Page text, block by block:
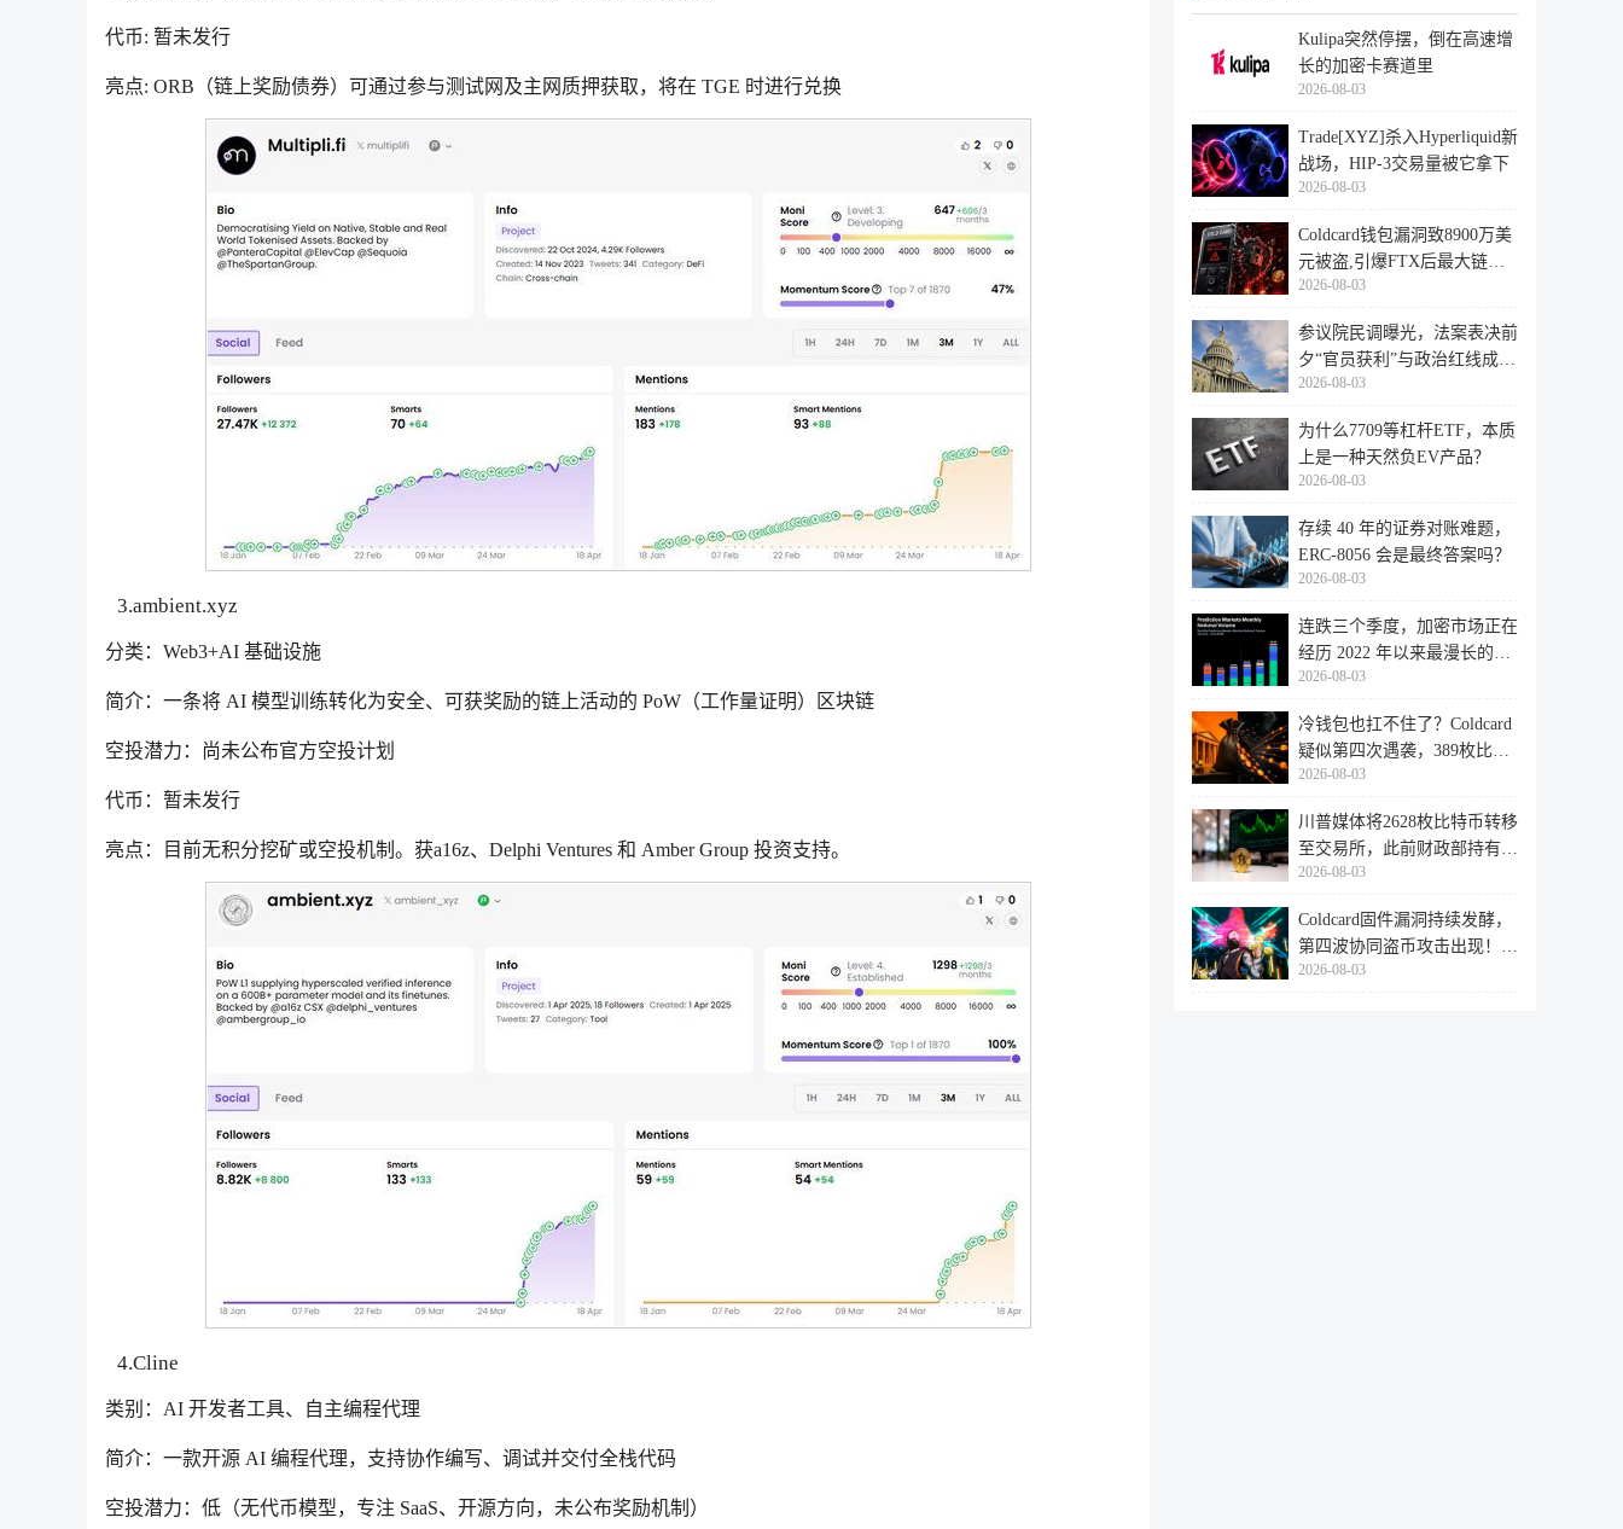
代币: 暂未发行
亮点: ORB（链上奖励债券）可通过参与测试网及主网质押获取，将在 TGE 时进行兑换
3.ambient.xyz
分类：Web3+AI 基础设施
简介：一条将 AI 模型训练转化为安全、可获奖励的链上活动的 PoW（工作量证明）区块链
空投潜力：尚未公布官方空投计划
代币：暂未发行
亮点：目前无积分挖矿或空投机制。获a16z、Delphi Ventures 和 Amber Group 投资支持。
4.Cline
类别：AI 开发者工具、自主编程代理
简介：一款开源 AI 编程代理，支持协作编写、调试并交付全栈代码
空投潜力：低（无代币模型，专注 SaaS、开源方向，未公布奖励机制）
Kulipa突然停摆，倒在高速增
长的加密卡赛道里
2026-08-03
Trade[XYZ]杀入Hyperliquid新
战场，HIP-3交易量被它拿下
2026-08-03
Coldcard钱包漏洞致8900万美
元被盗,引爆FTX后最大链上
迁移潮
2026-08-03
参议院民调曝光，法案表决前
夕“官员获利”与政治红线成最
大
2026-08-03
为什么7709等杠杆ETF，本质
上是一种天然负EV产品？
2026-08-03
存续 40 年的证券对账难题，
ERC-8056 会是最终答案吗？
2026-08-03
连跌三个季度，加密市场正在
经历 2022 年以来最漫长的退
潮
2026-08-03
冷钱包也扛不住了？Coldcard
疑似第四次遇袭，389枚比特
币失
2026-08-03
川普媒体将2628枚比特币转移
至交易所，此前财政部持有的
比特
2026-08-03
Coldcard固件漏洞持续发酵，
第四波协同盗币攻击出现！
462个
2026-08-03